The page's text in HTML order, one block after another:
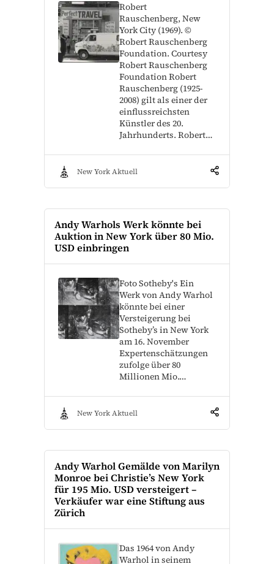
Robert
Rauschenberg, New
York City (1969). ©
Robert Rauschenberg
Foundation. Courtesy
Robert Rauschenberg
Foundation Robert
Rauschenberg (1925-
2008) gilt als einer der
einflussreichsten
Künstler des 20.
Jahrhunderts. Robert…
New York Aktuell
Andy Warhols Werk könnte bei
Auktion in New York über 80 Mio.
USD einbringen
Foto Sotheby's Ein
Werk von Andy Warhol
könnte bei einer
Versteigerung bei
Sotheby’s in New York
am 16. November
Expertenschätzungen
zufolge über 80
Millionen Mio.…
New York Aktuell
Andy Warhol Gemälde von Marilyn
Monroe bei Christie’s New York
für 195 Mio. USD versteigert –
Verkäufer war eine Stiftung aus
Zürich
Das 1964 von Andy
Warhol in seinem